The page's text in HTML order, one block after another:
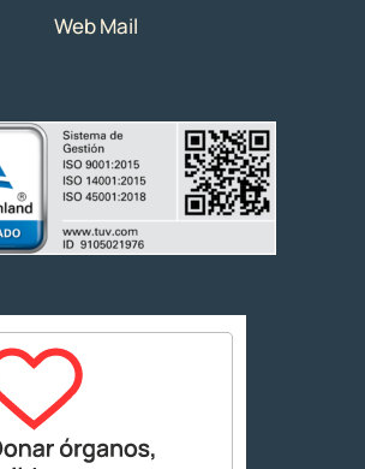
Web Mail